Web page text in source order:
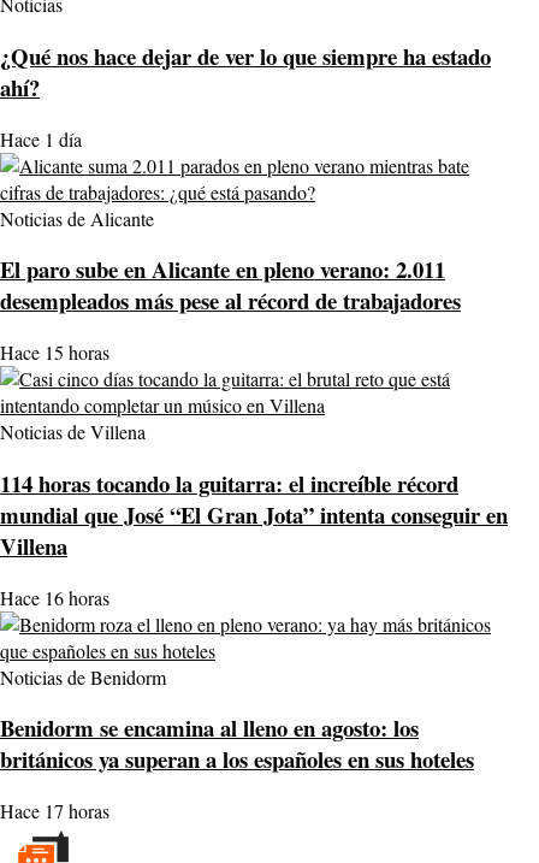
¿Qué nos hace dejar de ver lo que siempre ha estado
ahí?
Hace 1 día
Noticias de Alicante
El paro sube en Alicante en pleno verano: 2.011
desempleados más pese al récord de trabajadores
Hace 15 horas
Noticias de Villena
114 horas tocando la guitarra: el increíble récord
mundial que José “El Gran Jota” intenta conseguir en
Villena
Hace 16 horas
Noticias de Benidorm
Benidorm se encamina al lleno en agosto: los
británicos ya superan a los españoles en sus hoteles
Hace 17 horas